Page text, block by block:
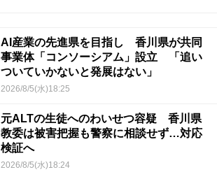
AI産業の先進県を目指し 香川県が共同
事業体「コンソーシアム」設立 「追い
ついていかないと発展はない」
2026/8/5(水)18:25
元ALTの生徒へのわいせつ容疑 香川県
教委は被害把握も警察に相談せず…対応
検証へ
2026/8/5(水)18:24